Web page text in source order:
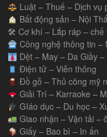
Luật – Thuế – Dịch vụ
Bất động sản – Nội
🛠 Cơ khí – Lắp ráp – chế
Công nghệ thông tin –
Dệt – May – Da Giầy
Điện tử – Viễn thông
Đồ gỗ – Thủ công mỹ
Giải Trí – Karraoke –
GIáo dục – Du học –
Giao nhận – Vận tải –
Giấy – Bao bì – In ấn